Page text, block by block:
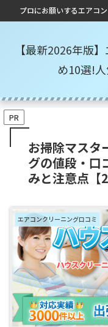
プロにお願いするエアコ
【最新2026年版
め10選!
PR
お掃除マスタ
グの値段・口
みと注意点【
エアコンクリーニング口コミ